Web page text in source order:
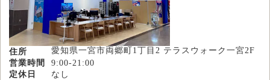
住所
愛知県一宮市両郷町1丁目2 テラスウォーク一宮2F
営業時間
9:00-21:00
定休日
なし